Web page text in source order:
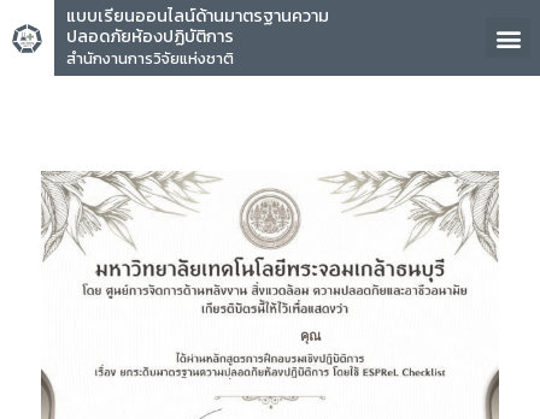
แบบเรียนออนไลน์ด้านมาตรฐานความ
ปลอดภัยห้องปฏิบัติการ
สำนักงานการวิจัยแห่งชาติ
คุณ